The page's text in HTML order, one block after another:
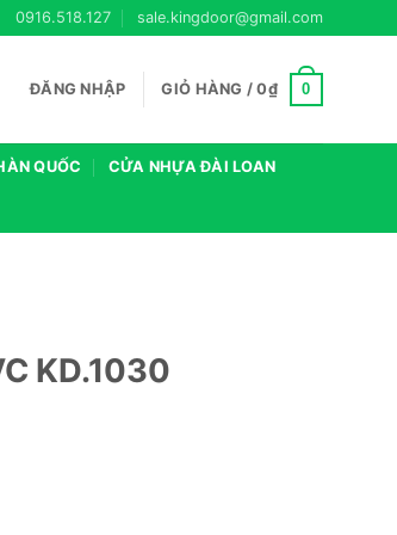
0916.518.127 sale.kingdoor@gmail.com
ĐĂNG NHẬP GIỎ HÀNG /0₫ 0
QUỐC CỬA NHỰA ĐÀI LOAN
KD.1030